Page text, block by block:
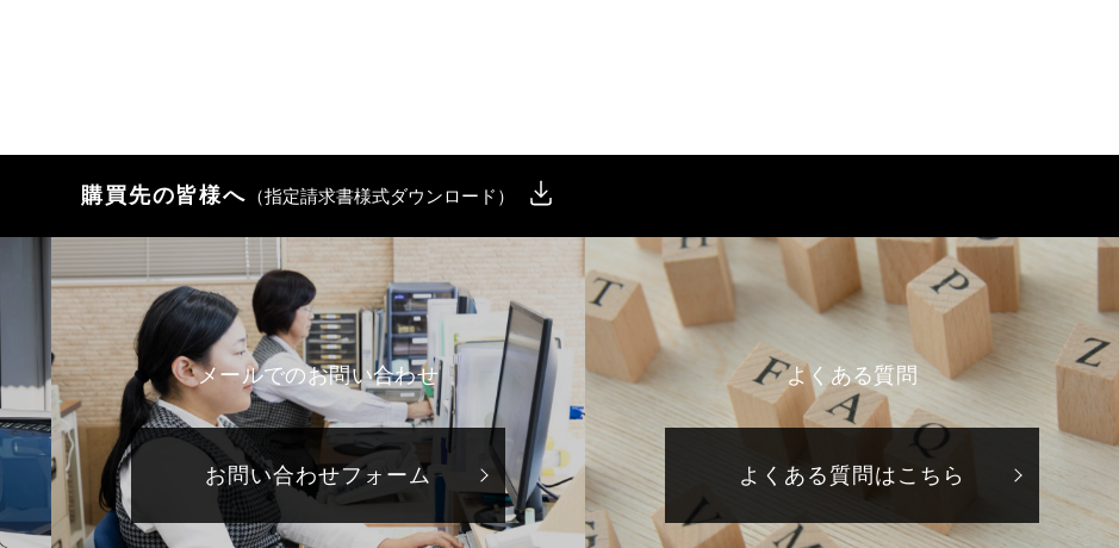
購買先の皆様へ （指定請求書様式ダウンロード）
メールでのお問い合わせ
お問い合わせフォーム
よくある質問
よくある質問はこちら